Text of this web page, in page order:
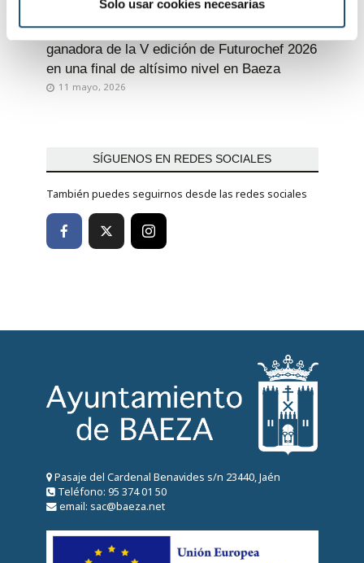
n
Solo usar cookies necesarias
AGRICULTURA Y GANADERÍA
La gaditana Irene Jiménez se corona
ganadora de la V edición de Futurochef 2026
en una final de altísimo nivel en Baeza
11 mayo, 2026
SÍGUENOS EN REDES SOCIALES
También puedes seguirnos desde las redes sociales
Pasaje del Cardenal Benavides s/n 23440, Jaén
Teléfono: 95 374 01 50
email: sac@baeza.net